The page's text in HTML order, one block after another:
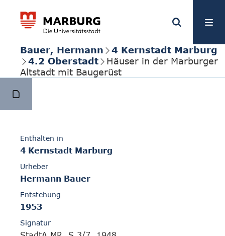
Bauer, Hermann
4 Kernstadt Marburg
4.2 Oberstadt
Häuser in der Marburger
Altstadt mit Baugerüst
Enthalten in
4 Kernstadt Marburg
Urheber
Hermann Bauer
Entstehung
1953
Signatur